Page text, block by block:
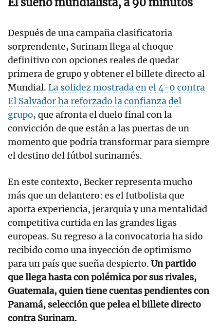
Después de una campaña clasificatoria
sorprendente, Surinam llega al choque
definitivo con opciones reales de quedar
primera de grupo y obtener el billete directo al
Mundial. La solidez mostrada en el 4-0 contra
El Salvador ha reforzado la confianza del
grupo, que afronta el duelo final con la
convicción de que están a las puertas de un
momento que podría transformar para siempre
el destino del fútbol surinamés.
En este contexto, Becker representa mucho
más que un delantero: es el futbolista que
aporta experiencia, jerarquía y una mentalidad
competitiva curtida en las grandes ligas
europeas. Su regreso a la convocatoria ha sido
recibido como una inyección de optimismo
para un país que sueña despierto. Un partido
que llega hasta con polémica por sus rivales,
Guatemala, quien tiene cuentas pendientes con
Panamá, selección que pelea el billete directo
contra Surinam.